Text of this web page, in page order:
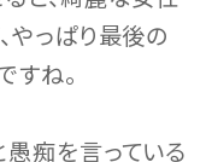
やっぱり最後の
すね。
痴を言っている